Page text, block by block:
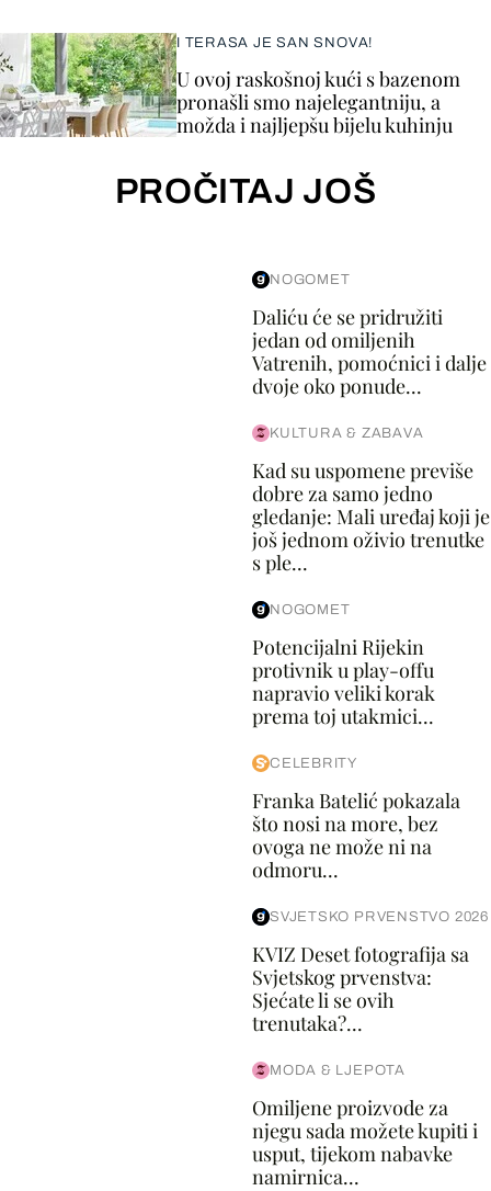
I TERASA JE SAN SNOVA!
U ovoj raskošnoj kući s bazenom
pronašli smo najelegantniju, a
možda i najljepšu bijelu kuhinju
PROČITAJ JOŠ
NOGOMET
Daliću će se pridružiti
jedan od omiljenih
Vatrenih, pomoćnici i dalje
dvoje oko ponude...
KULTURA & ZABAVA
Kad su uspomene previše
dobre za samo jedno
gledanje: Mali uređaj koji je
još jednom oživio trenutke
s ple...
NOGOMET
Potencijalni Rijekin
protivnik u play-offu
napravio veliki korak
prema toj utakmici...
CELEBRITY
Franka Batelić pokazala
što nosi na more, bez
ovoga ne može ni na
odmoru...
SVJETSKO PRVENSTVO 2026
KVIZ Deset fotografija sa
Svjetskog prvenstva:
Sjećate li se ovih
trenutaka?...
MODA & LJEPOTA
Omiljene proizvode za
njegu sada možete kupiti i
usput, tijekom nabavke
namirnica...